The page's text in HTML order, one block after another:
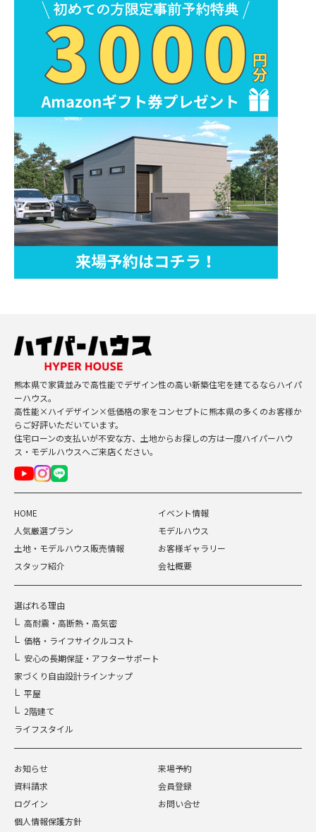
熊本県で家賃並みで高性能でデザイン性の高い新築住宅を建てるならハイパ
ーハウス。
高性能×ハイデザイン×低価格の家をコンセプトに熊本県の多くのお客様か
らご好評いただいています。
住宅ローンの支払いが不安な方、土地からお探しの方は一度ハイパーハウ
ス・モデルハウスへご来店ください。
HOME
イベント情報
人気厳選プラン
モデルハウス
土地・モデルハウス販売情報
お客様ギャラリー
スタッフ紹介
会社概要
選ばれる理由
高耐震・高断熱・高気密
価格・ライフサイクルコスト
安心の長期保証・アフターサポート
家づくり自由設計ラインナップ
平屋
2階建て
ライフスタイル
お知らせ
来場予約
資料請求
会員登録
ログイン
お問い合せ
個人情報保護方針